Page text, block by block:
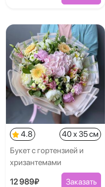
4.8
40 x 35 см
Букет с гортензией и
хризантемами
12 989₽ Заказать